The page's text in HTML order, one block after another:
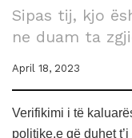
Sipas tij, kjo
ne duam ta
April 18, 2023
Verifikimi i të
politike,e që duhet